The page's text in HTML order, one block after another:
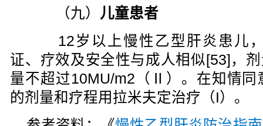
（九） 儿童患者
12岁以上慢性乙型肝炎患儿，
证、疗效及安全性与成人相似[53]，
量不超过10MU/m2（Ⅱ）。在知情同
的剂量和疗程用拉米夫定治疗（I）。